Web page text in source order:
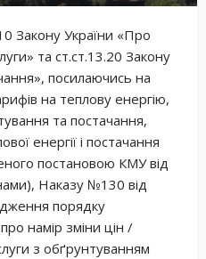
Закону України «Про
та ст.ст.13.20 Закону
посилаючись на
на теплову енергію,
та постачання,
енергії і постачання
постановою КМУ від
Наказу №130 від
порядку
намір зміни цін /
з обґрунтуванням